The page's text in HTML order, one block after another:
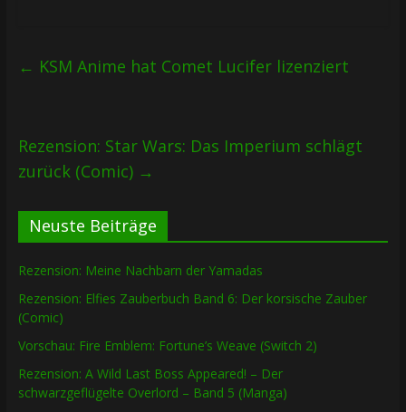
← KSM Anime hat Comet Lucifer lizenziert
Rezension: Star Wars: Das Imperium schlägt
zurück (Comic) →
Neuste Beiträge
Rezension: Meine Nachbarn der Yamadas
Rezension: Elfies Zauberbuch Band 6: Der korsische Zauber
(Comic)
Vorschau: Fire Emblem: Fortune’s Weave (Switch 2)
Rezension: A Wild Last Boss Appeared! – Der
schwarzgeflügelte Overlord – Band 5 (Manga)